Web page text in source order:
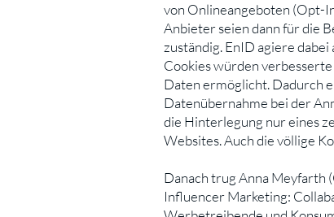
von Onlineangeboten (Opt-
Anbieter seien dann für die
zuständig. EnID agiere
Cookies würden
Daten ermöglicht. Dadurch
Datenübernahme bei der
die Hinterlegung nur eines
Websites. Auch die völlige
Danach trug Anna Meyfarth
Influencer Marketing: